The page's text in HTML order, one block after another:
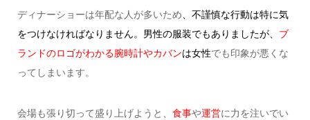
ディナーショーは年配な人が多いため、不謹慎な行動は特に気
をつけなければなりません。 男性の服装でもありましたが、 ブ
ランドのロゴがわかる腕時計やカバンは女性でも印象が悪くな
ってしまいます。
会場も張り切って盛り上げようと、 食事や運営に力を注いでい